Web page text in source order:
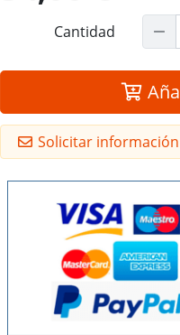
Cantidad
Solicitar información